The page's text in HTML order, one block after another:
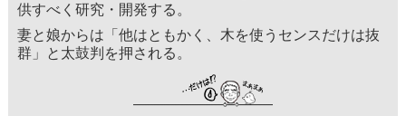
供すべく研究・開発する。
妻と娘からは「他はともかく、木を使うセンスだけは抜
群」と太鼓判を押される。